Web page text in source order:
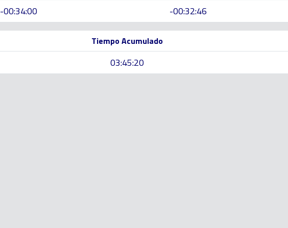
-00:34:00 -00:32:46
Tiempo Acumulado
03:45:20